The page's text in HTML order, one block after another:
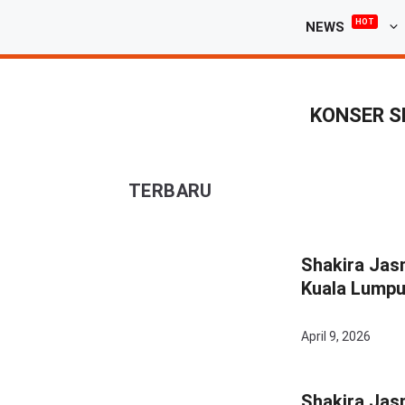
isi
NEWS HOT
KONSER
TERBARU
Shakira
Kuala
April 9, 2026